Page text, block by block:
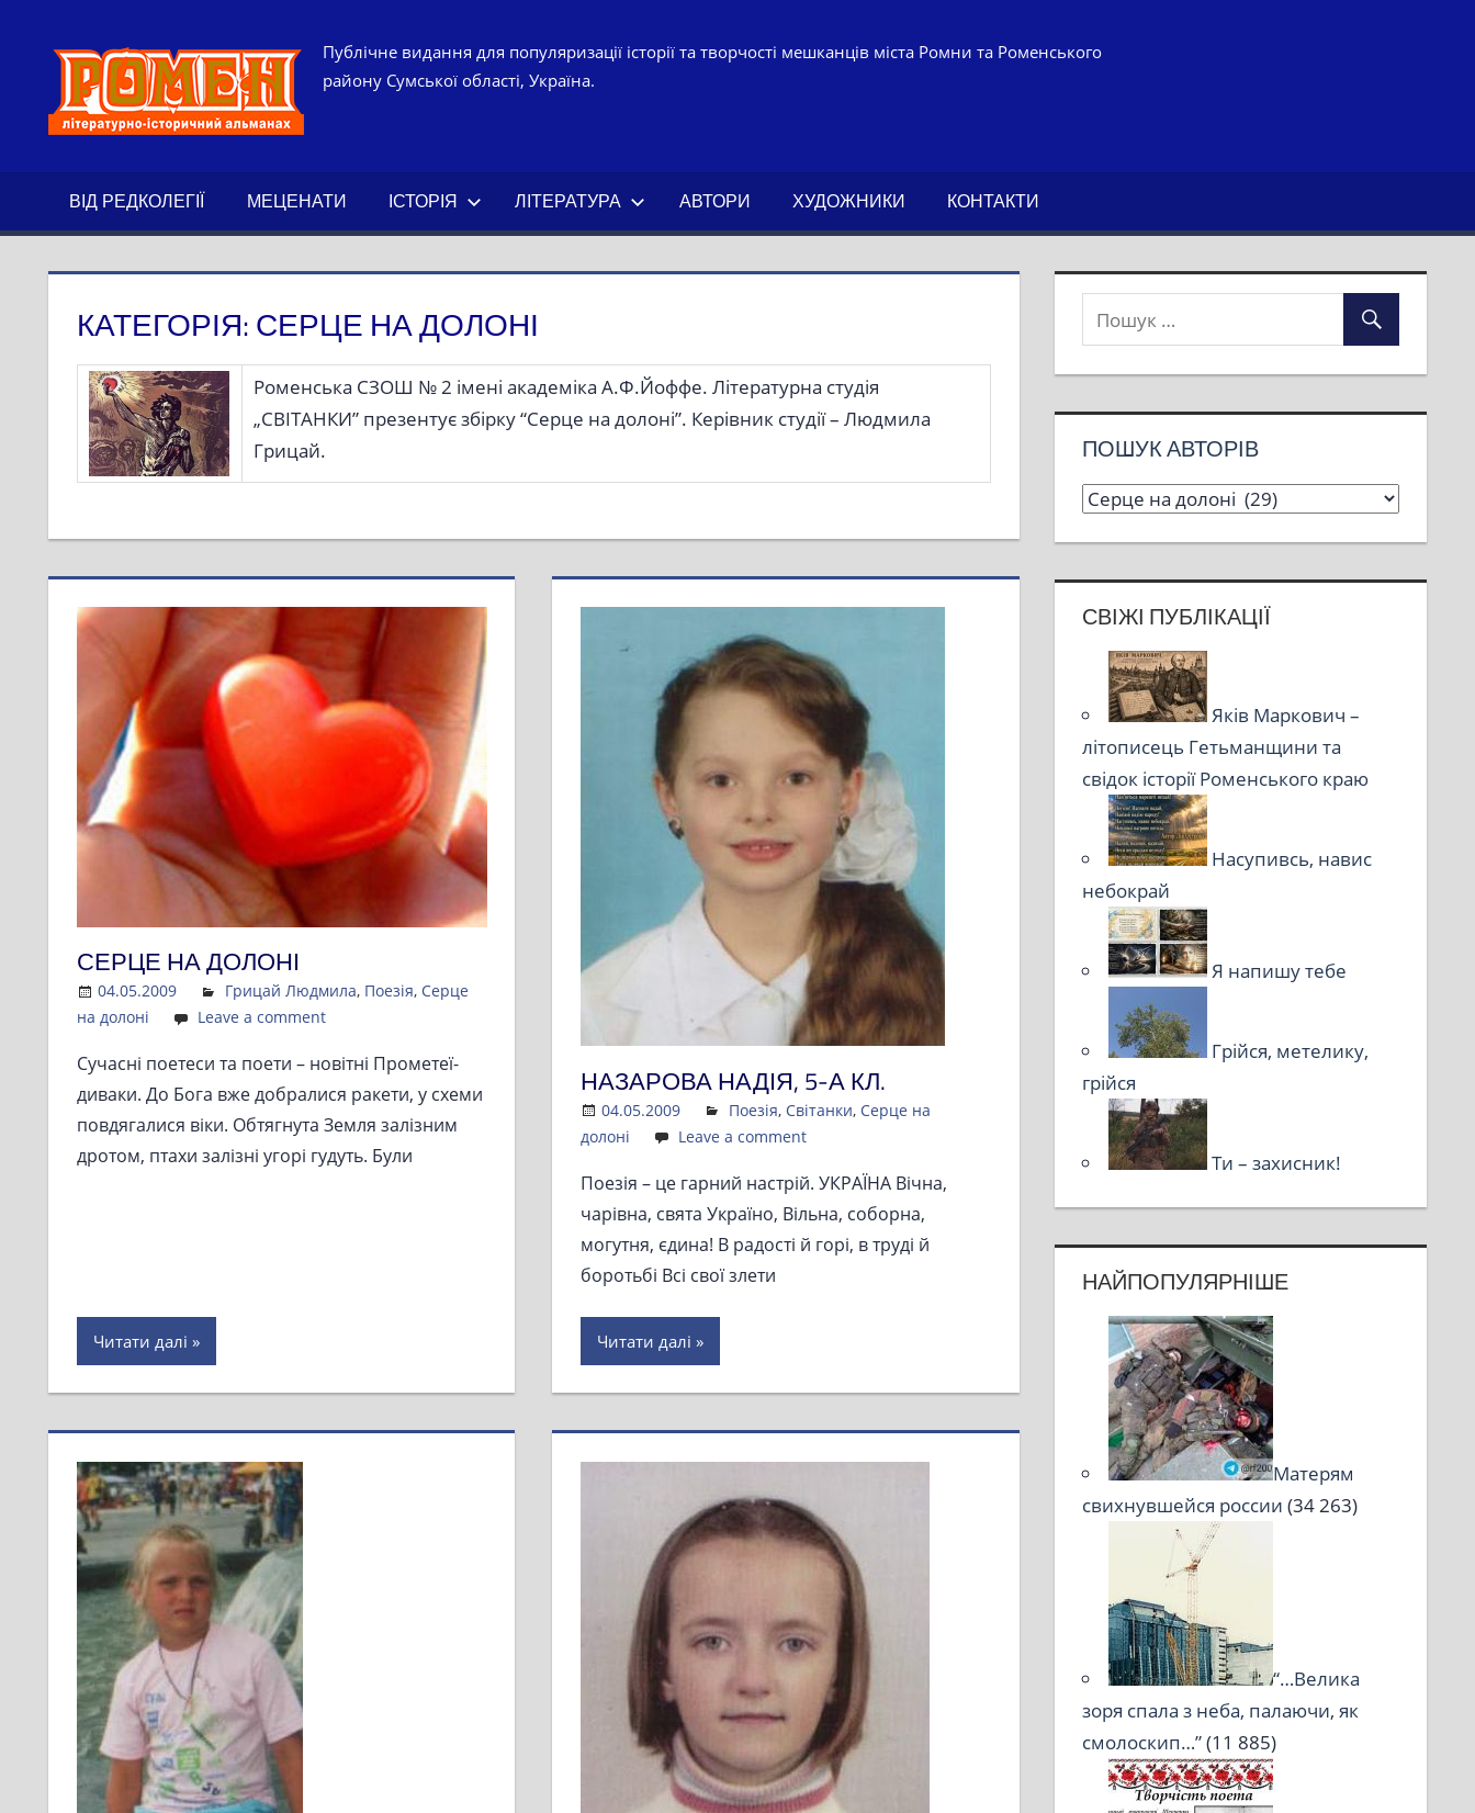
РОМЕН.
ІСТОРИЧНИЙ
АЛЬМАНАХ.
Публічне видання для популяризації історії та творчості мешканців міста Ромни та Роменського
району Сумської області, Україна.
ВІД РЕДКОЛЕГІЇ МЕЦЕНАТИ ІСТОРІЯ ЛІТЕРАТУРА АВТОРИ ХУДОЖНИКИ КОНТАКТИ
КАТЕГОРІЯ:СЕРЦЕ НА ДОЛОНІ
Роменська СЗОШ № 2 імені академіка А.Ф.Йоффе. Літературна студія
„СВІТАНКИ” презентує збірку “Серце на долоні”. Керівник студії – Людмила
Грицай.
СЕРЦЕ НА ДОЛОНІ
04.05.2009 Admin
Грицай Людмила, Поезія, Серце
на долоні
Leave a comment
Сучасні поетеси та поети – новітні Прометеї-
диваки. До Бога вже добралися ракети, у схеми
повдягалися віки. Обтягнута Земля залізним
дротом, птахи залізні угорі гудуть. Були
Читати далі
НАЗАРОВА НАДІЯ, 5-А КЛ.
04.05.2009 Admin
Поезія, Світанки, Серце на
долоні
Leave a comment
Поезія – це гарний настрій. УКРАЇНА Вічна,
чарівна, свята Україно, Вільна, соборна,
могутня, єдина! В радості й горі, в труді й
боротьбі Всі свої злети
Читати далі
ПОШУК АВТОРІВ
СВІЖІ ПУБЛІКАЦІЇ
Яків Маркович –
літописець Гетьманщини та
свідок історії Роменського краю
Насупивсь, навис
небокрай
Я напишу тебе
Грійся, метелику,
грійся
Ти – захисник!
НАЙПОПУЛЯРНІШЕ
Матерям
свихнувшейся россии (34 263)
“…Велика
зоря спала з неба, палаючи, як
смолоскип…”(11 885)